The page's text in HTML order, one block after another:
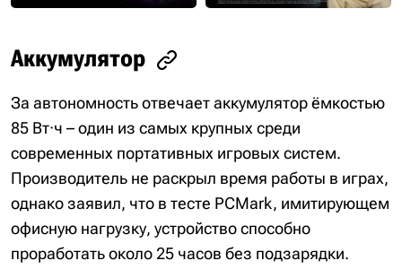
Аккумулятор
За автономность отвечает аккумулятор ёмкостью
85 Вт·ч – один из самых крупных среди
современных портативных игровых систем.
Производитель не раскрыл время работы в играх,
однако заявил, что в тесте PCMark, имитирующем
офисную нагрузку, устройство способно
проработать около 25 часов без подзарядки.